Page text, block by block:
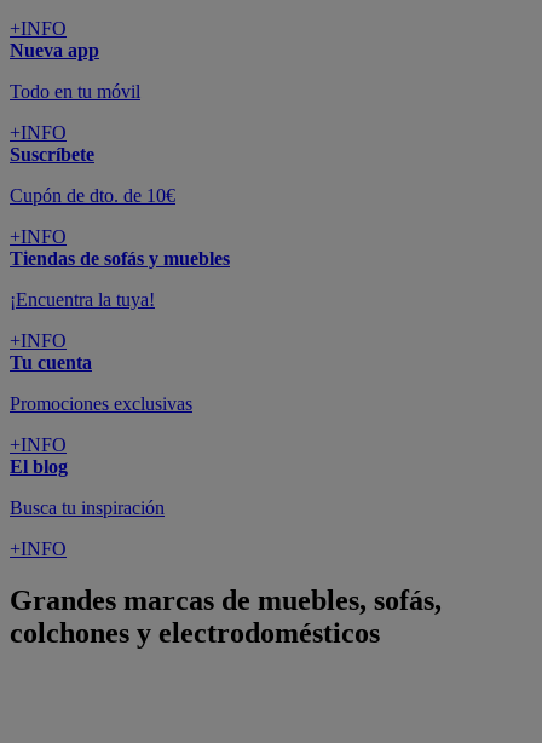
+INFO
Nueva app
Todo en tu móvil
+INFO
Suscríbete
Cupón de dto. de 10€
+INFO
Tiendas de sofás y muebles
¡Encuentra la tuya!
+INFO
Tu cuenta
Promociones exclusivas
+INFO
El blog
Busca tu inspiración
+INFO
Grandes marcas de muebles, sofás,
colchones y electrodomésticos